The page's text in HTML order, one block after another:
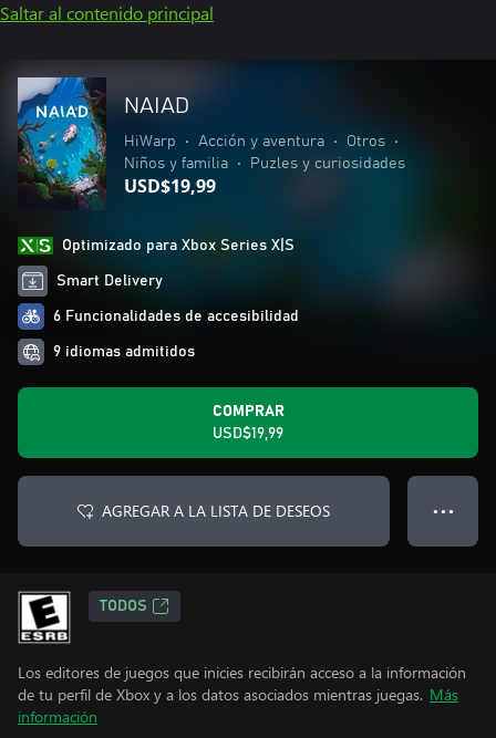
Saltar al contenido principal
NAIAD
HiWarp • Acción y aventura • Otros
•
Niños y familia
• Puzles y curiosidades
USD$19,99
Optimizado para Xbox Series X|S
Smart Delivery
6 Funcionalidades de accesibilidad
9 idiomas admitidos
COMPRAR
USD$19,99
AGREGAR A LA LISTA DE DESEOS ● ● ●
TODOS
Los editores de juegos que inicies recibirán acceso a la información
de tu perfil de Xbox y a los datos asociados mientras juegas. Más
información